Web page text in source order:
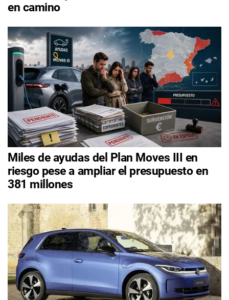
en camino
Miles de ayudas del Plan Moves III en
riesgo pese a ampliar el presupuesto en
381 millones